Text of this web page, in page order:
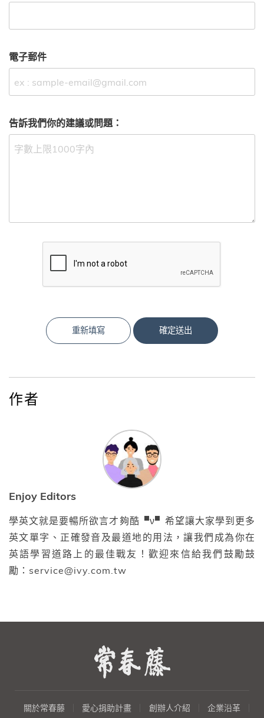
電子郵件
告訴我們你的建議或問題：
重新填寫 確定送出
作者
Enjoy Editors
學英文就是要暢所欲言才夠酷▝ν▘希望讓大家學到更多
英文單字、正確發音及最道地的用法，讓我們成為你在
英語學習道路上的最佳戰友！歡迎來信給我們鼓勵鼓
勵：service@ivy.com.tw
關於常春藤 愛心捐助計畫 創辦人介紹 企業沿革